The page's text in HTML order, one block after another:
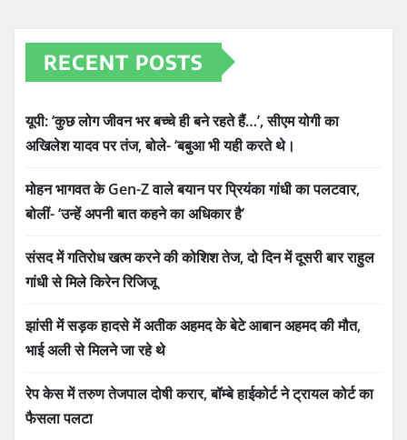
RECENT POSTS
यूपी: ‘कुछ लोग जीवन भर बच्चे ही बने रहते हैं…’, सीएम योगी का
अखिलेश यादव पर तंज, बोले- ‘बबुआ भी यही करते थे।
मोहन भागवत के Gen-Z वाले बयान पर प्रियंका गांधी का पलटवार,
बोलीं- ‘उन्हें अपनी बात कहने का अधिकार है’
संसद में गतिरोध खत्म करने की कोशिश तेज, दो दिन में दूसरी बार राहुल
गांधी से मिले किरेन रिजिजू
झांसी में सड़क हादसे में अतीक अहमद के बेटे आबान अहमद की मौत,
भाई अली से मिलने जा रहे थे
रेप केस में तरुण तेजपाल दोषी करार, बॉम्बे हाईकोर्ट ने ट्रायल कोर्ट का
फैसला पलटा